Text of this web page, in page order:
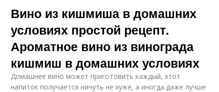
Вино из кишмиша в домашних
условиях простой рецепт.
Ароматное вино из винограда
кишмиш в домашних условиях
Домашнее вино может приготовить каждый, этот
напиток получается ничуть не хуже, а иногда даже лучше